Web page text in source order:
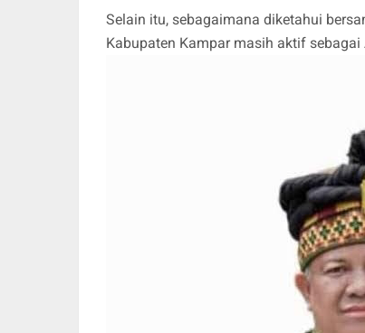
Selain itu, sebagaimana diketahui
Kabupaten Kampar masih aktif